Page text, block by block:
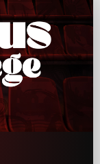
pour la